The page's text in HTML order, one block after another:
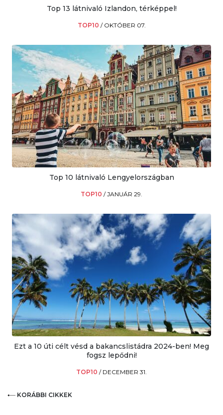
Top 13 látnivaló Izlandon, térképpel!
TOP10 / OKTÓBER 07.
Top 10 látnivaló Lengyelországban
TOP10 /JANUÁR 29.
Ezt a 10 úti célt vésd a bakancslistádra 2024-ben! Meg
fogsz lepődni!
TOP10 / DECEMBER 31.
KORÁBBI CIKKEK